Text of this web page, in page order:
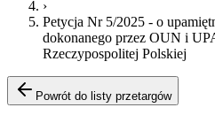
›
Petycja Nr 5/2025 - o
dokonanego przez OUN i
Rzeczypospolitej Polskiej
Powrót do listy przetargów